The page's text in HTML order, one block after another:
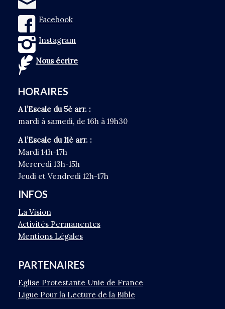
Facebook
Instagram
Nous écrire
HORAIRES
A l’Escale du 5è arr. :
mardi à samedi, de 16h à 19h30
A l’Escale du 11è arr. :
Mardi 14h-17h
Mercredi 13h-15h
Jeudi et Vendredi 12h-17h
INFOS
La Vision
Activités Permanentes
Mentions Légales
PARTENAIRES
Eglise Protestante Unie de France
Ligue Pour la Lecture de la Bible